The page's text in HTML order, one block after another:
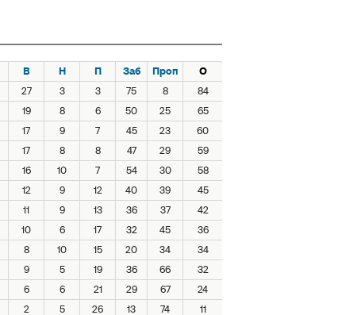
В Н П Заб Проп
О
27 3 3 75 8
84
19 8 6 50 25
65
17 9 7 45 23
60
17 8 8 47 29
59
16 10 7 54 30
58
12 9 12 40 39
45
11 9 13 36 37
42
10 6 17 32 45
36
8 10 15 20 34
34
9 5 19 36 66
32
6 6 21 29 67
24
2 5 26 13 74 11